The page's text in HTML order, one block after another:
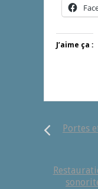
J’aime ça :
Portes